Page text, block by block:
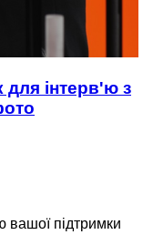
для інтерв'ю з
вашої підтримки